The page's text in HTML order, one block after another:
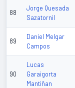
88
Jorge Quesada
Sazatornil
89
Daniel Melgar
Campos
90
Lucas
Garaigorta
Mantiñan